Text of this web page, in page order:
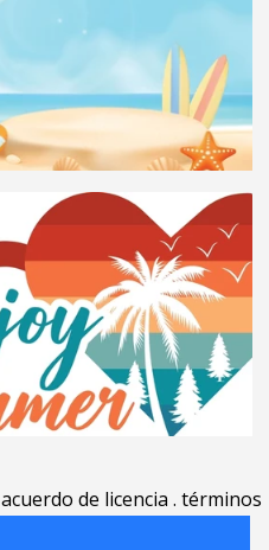
acuerdo de licencia . términos